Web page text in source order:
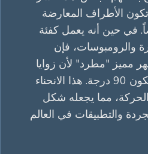
تكون الأطراف المعارضة
في حين أنه يعمل كفئة
والرومبوسات، فإن
مميز "مطرد" لأن زوايا
داخلها ليست مطلوبة لتكون 90 درجة. هذا الانحناء
مما يجعله شكل
والتطبيقات في العالم